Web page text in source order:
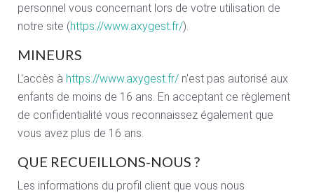
personnel vous concernant lors de votre utilisation de
notre site (https://www.axygest.fr/).
MINEURS
L'accès à https://www.axygest.fr/ n'est pas autorisé aux
enfants de moins de 16 ans. En acceptant ce règlement
de confidentialité vous reconnaissez également que
vous avez plus de 16 ans.
QUE RECUEILLONS-NOUS ?
Les informations du profil client que vous nous